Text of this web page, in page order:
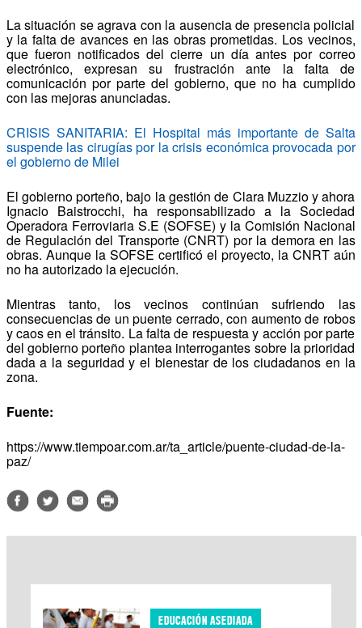
La situación se agrava con la ausencia de presencia policial
y la falta de avances en las obras prometidas. Los vecinos,
que fueron notificados del cierre un día antes por correo
electrónico, expresan su frustración ante la falta de
comunicación por parte del gobierno, que no ha cumplido
con las mejoras anunciadas.
CRISIS SANITARIA: El Hospital más importante de Salta
suspende las cirugías por la crisis económica provocada por
el gobierno de Milei
El gobierno porteño, bajo la gestión de Clara Muzzio y ahora
Ignacio Baistrocchi, ha responsabilizado a la Sociedad
Operadora Ferroviaria S.E (SOFSE) y la Comisión Nacional
de Regulación del Transporte (CNRT) por la demora en las
obras. Aunque la SOFSE certificó el proyecto, la CNRT aún
no ha autorizado la ejecución.
Mientras tanto, los vecinos continúan sufriendo las
consecuencias de un puente cerrado, con aumento de robos
y caos en el tránsito. La falta de respuesta y acción por parte
del gobierno porteño plantea interrogantes sobre la prioridad
dada a la seguridad y el bienestar de los ciudadanos en la
zona.
Fuente:
https://www.tiempoar.com.ar/ta_article/puente-ciudad-de-la-
paz/
EDUCACIÓN ASEDIADA